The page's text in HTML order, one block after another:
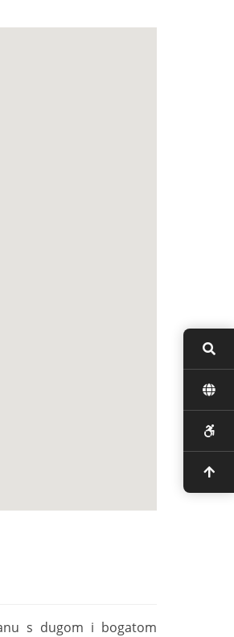
s dugom i bogatom